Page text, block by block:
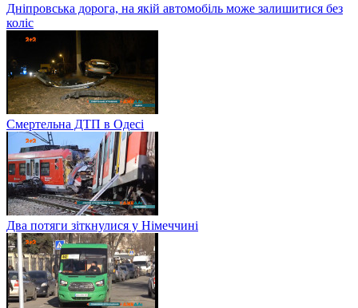
Дніпровська дорога, на якій автомобіль може залишитися без
коліс
Смертельна ДТП в Одесі
Два потяги зіткнулися у Німеччині